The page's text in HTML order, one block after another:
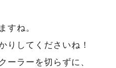
すね。
りしてくださいね！
ーラーを切らずに、